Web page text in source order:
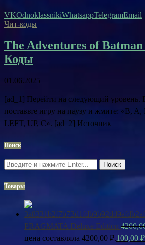
VKOdnoklassnikiWhatsappTelegramEmail
Чит-коды
The Adventures of
Коды
01.06.2025
[ad_1] Перейти на следующий уровень.
поставьте игру на паузу и жмите: «B,
LEFT, UP, C». [ad_2] Источник
Поиск
Поиск
Товары
PRAGMATA Deluxe Edition
цена составляла 4200,00 ₽.100,00 ₽